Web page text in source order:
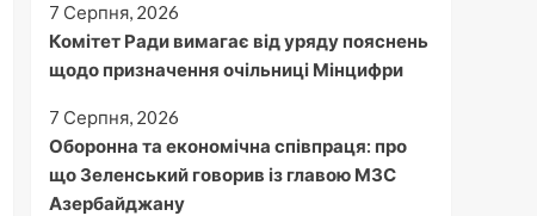
7 Серпня, 2026
Комітет Ради вимагає від уряду пояснень
щодо призначення очільниці Мінцифри
7 Серпня, 2026
Оборонна та економічна співпраця: про
що Зеленський говорив із главою МЗС
Азербайджану